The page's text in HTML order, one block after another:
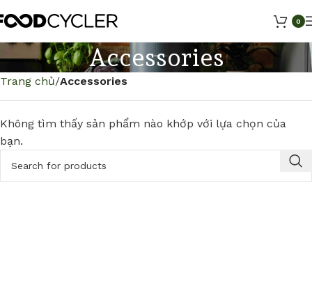
0
Accessories
Trang chủ Accessories
Không tìm thấy sản phẩm nào khớp với lựa chọn của
bạn.